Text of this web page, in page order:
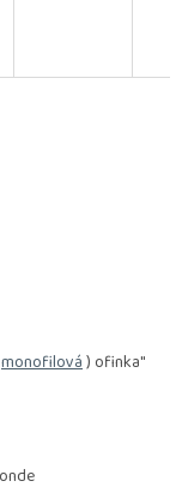
monofilová) ofinka"